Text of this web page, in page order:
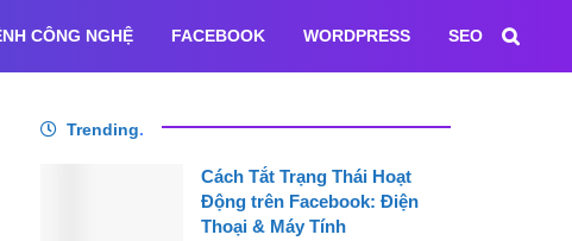
CÔNG NGHỆ FACEBOOK WORDPRESS SEO
Trending.
Cách Tắt Trạng Thái Hoạt
Động trên Facebook: Điện
Thoại & Máy Tính